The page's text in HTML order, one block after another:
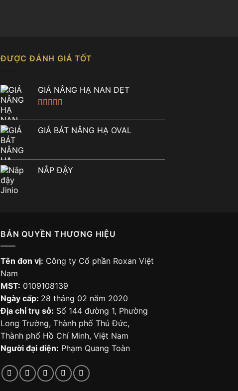
ĐƯỢC ĐÁNH GIÁ TỐT
GIÁ NÂNG HẠ NAN DẸT
hạng5.005
sao
GIÁ BÁT NÂNG HẠ OVAL
NẮP ĐẬY
BẢN QUYỀN THƯƠNG HIỆU
Tên đơn vị: Công ty Cổ phần Roxan Việt
Nam
MST: 0109108139
Ngày cấp: 28 tháng 02 năm 2020
Địa chỉ trụ sở: Số 144 đường 1, Phường
Long Trường, Thành phố Thủ Đức,
Thành phố Hồ Chí Minh, Việt Nam
Người đại diện: Phạm Quang Toàn